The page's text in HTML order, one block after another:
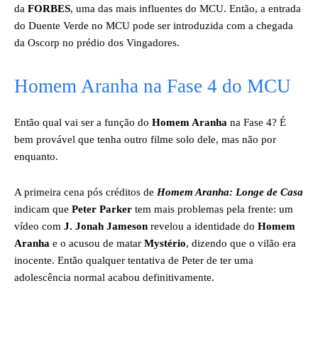
da FORBES, uma das mais influentes do MCU. Então, a entrada
do Duente Verde no MCU pode ser introduzida com a chegada
da Oscorp no prédio dos Vingadores.
Homem Aranha na Fase 4 do MCU
Então qual vai ser a função do Homem Aranha na Fase 4? É
bem provável que tenha outro filme solo dele, mas não por
enquanto.
A primeira cena pós créditos de Homem Aranha: Longe de Casa
indicam que Peter Parker tem mais problemas pela frente: um
vídeo com J. Jonah Jameson revelou a identidade do Homem
Aranha e o acusou de matar Mystério, dizendo que o vilão era
inocente. Então qualquer tentativa de Peter de ter uma
adolescência normal acabou definitivamente.